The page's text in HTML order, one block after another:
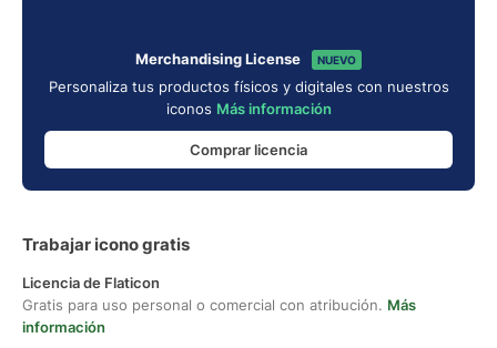
Merchandising License NUEVO
Personaliza tus productos físicos y digitales con nuestros
iconos Más información
Comprar licencia
Trabajar icono gratis
Licencia de Flaticon
Gratis para uso personal o comercial con atribución. Más
información